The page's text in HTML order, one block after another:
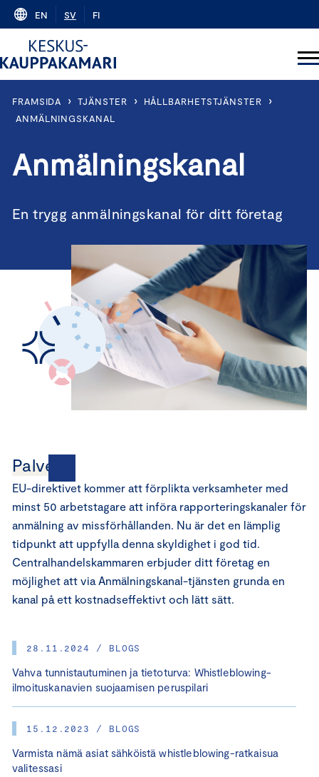
Skip
content
EN SV FI
FRAMSIDA › TJÄNSTER › HÅLLBARHETSTJÄNSTER ›
ANMÄLNINGSKANAL
Anmälningskanal
En trygg anmälningskanal för ditt företag
28.11.2024 / BLOGS
Vahva tunnistautuminen ja tietoturva: Whistleblowing-
ilmoituskanavien suojaamisen peruspilari
15.12.2023 / BLOGS
Varmista nämä asiat sähköistä whistleblowing-ratkaisua
valitessasi
Palvelut
EU-direktivet kommer att förplikta verksamheter med
minst 50 arbetstagare att införa rapporteringskanaler för
anmälning av missförhållanden. Nu är det en lämplig
tidpunkt att uppfylla denna skyldighet i god tid.
Centralhandelskammaren erbjuder ditt företag en
möjlighet att via Anmälningskanal-tjänsten grunda en
kanal på ett kostnadseffektivt och lätt sätt.